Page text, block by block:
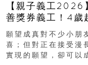
【親子義工
善獎券義工！4歲
新界
願望成真對不少小朋
喜；但對正在接受漫
實現的願望，卻可以